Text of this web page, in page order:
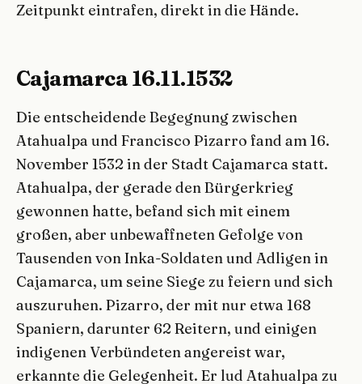
Zeitpunkt eintrafen, direkt in die Hände.
Cajamarca 16.11.1532
Die entscheidende Begegnung zwischen
Atahualpa und Francisco Pizarro fand am 16.
November 1532 in der Stadt Cajamarca statt.
Atahualpa, der gerade den Bürgerkrieg
gewonnen hatte, befand sich mit einem
großen, aber unbewaffneten Gefolge von
Tausenden von Inka-Soldaten und Adligen in
Cajamarca, um seine Siege zu feiern und sich
auszuruhen. Pizarro, der mit nur etwa 168
Spaniern, darunter 62 Reitern, und einigen
indigenen Verbündeten angereist war,
erkannte die Gelegenheit. Er lud Atahualpa zu